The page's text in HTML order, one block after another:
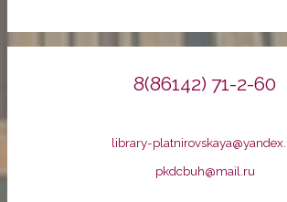
8(86142) 71-2-60
library-
pkdcbuh@mail.ru